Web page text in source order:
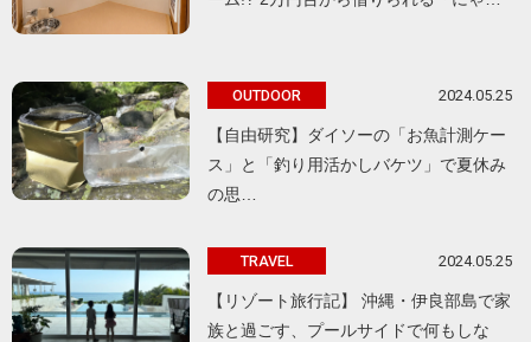
OUTDOOR 2024.05.25
【自由研究】ダイソーの「お魚計測ケー
ス」と「釣り用活かしバケツ」で夏休み
の思…
TRAVEL 2024.05.25
【リゾート旅行記】 沖縄・伊良部島で家
族と過ごす、プールサイドで何もしな